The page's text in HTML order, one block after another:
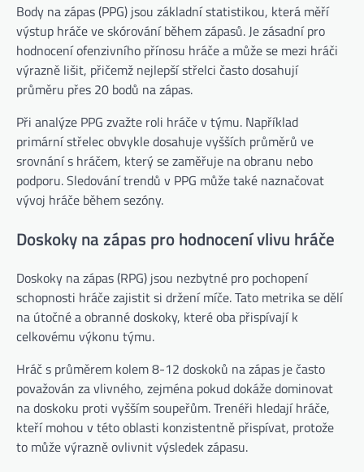
Body na zápas (PPG) jsou základní statistikou, která měří
výstup hráče ve skórování během zápasů. Je zásadní pro
hodnocení ofenzivního přínosu hráče a může se mezi hráči
výrazně lišit, přičemž nejlepší střelci často dosahují
průměru přes 20 bodů na zápas.
Při analýze PPG zvažte roli hráče v týmu. Například
primární střelec obvykle dosahuje vyšších průměrů ve
srovnání s hráčem, který se zaměřuje na obranu nebo
podporu. Sledování trendů v PPG může také naznačovat
vývoj hráče během sezóny.
Doskoky na zápas pro hodnocení vlivu hráče
Doskoky na zápas (RPG) jsou nezbytné pro pochopení
schopnosti hráče zajistit si držení míče. Tato metrika se dělí
na útočné a obranné doskoky, které oba přispívají k
celkovému výkonu týmu.
Hráč s průměrem kolem 8-12 doskoků na zápas je často
považován za vlivného, zejména pokud dokáže dominovat
na doskoku proti vyšším soupeřům. Trenéři hledají hráče,
kteří mohou v této oblasti konzistentně přispívat, protože
to může výrazně ovlivnit výsledek zápasu.